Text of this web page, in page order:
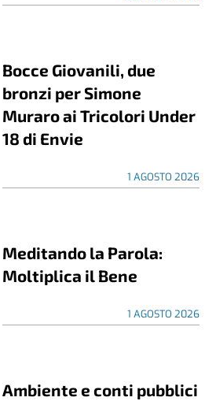
Bocce Giovanili, due
bronzi per Simone
Muraro ai Tricolori Under
18 di Envie
1 AGOSTO 2026
Meditando la Parola:
Moltiplica il Bene
1 AGOSTO 2026
Ambiente e conti pubblici